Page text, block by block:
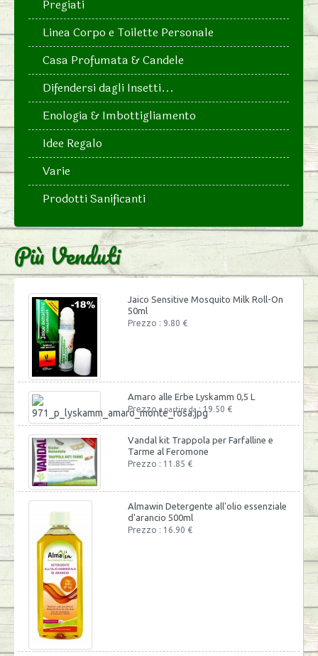
Pregiati
Linea Corpo e Toilette Personale
Casa Profumata & Candele
Difendersi dagli Insetti...
Enologia & Imbottigliamento
Idee Regalo
Varie
Prodotti Sanificanti
Più Venduti
Jaico Sensitive Mosquito Milk Roll-On
50ml
Prezzo : 9.80 €
Amaro alle Erbe Lyskamm 0,5 L
Prezzoa partire da: 19.50 €
Vandal kit Trappola per Farfalline e
Tarme al Feromone
Prezzo : 11.85 €
Almawin Detergente all'olio essenziale
d'arancio 500ml
Prezzo : 16.90 €